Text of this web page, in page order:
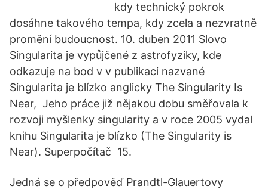
kdy technický pokrok
dosáhne takového tempa, kdy zcela a nezvratně
promění budoucnost. 10. duben 2011 Slovo
Singularita je vypůjčené z astrofyziky, kde
odkazuje na bod v v publikaci nazvané
Singularita je blízko anglicky The Singularity Is
Near, Jeho práce již nějakou dobu směřovala k
rozvoji myšlenky singularity a v roce 2005 vydal
knihu Singularita je blízko (The Singularity is
Near). Superpočítač 15.
Jedná se o předpověď Prandtl-Glauertovy